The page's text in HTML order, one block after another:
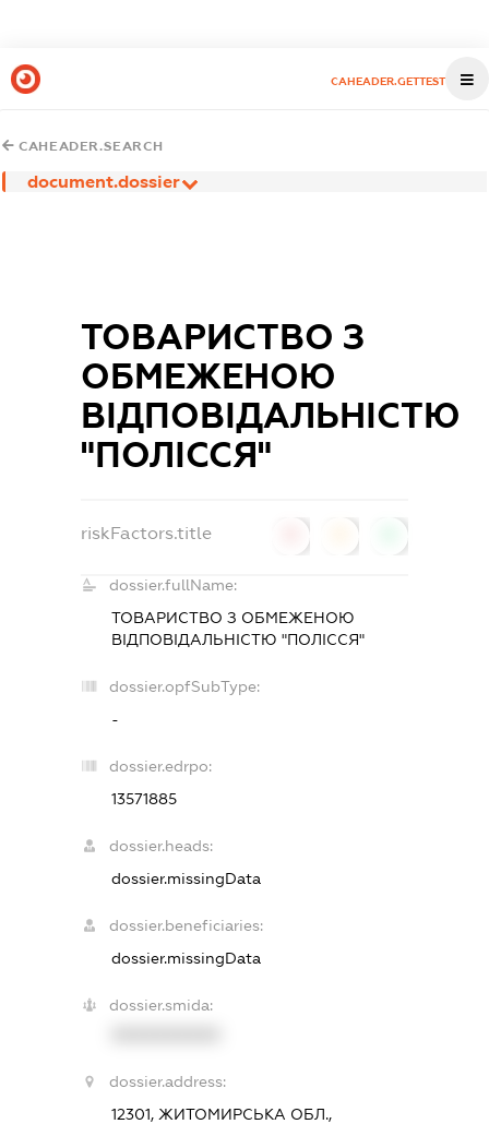
CAHEADER.GETTEST
CAHEADER.SEARCH
document.dossier
ТОВАРИСТВО З
ОБМЕЖЕНОЮ
ВІДПОВІДАЛЬНІСТЮ
"ПОЛІССЯ"
riskFactors.title
dossier.fullName:
ТОВАРИСТВО З ОБМЕЖЕНОЮ
ВІДПОВІДАЛЬНІСТЮ "ПОЛІССЯ"
dossier.opfSubType:
-
dossier.edrpo:
13571885
dossier.heads:
dossier.missingData
dossier.beneficiaries:
dossier.missingData
dossier.smida:
dossier.address:
12301, ЖИТОМИРСЬКА ОБЛ.,